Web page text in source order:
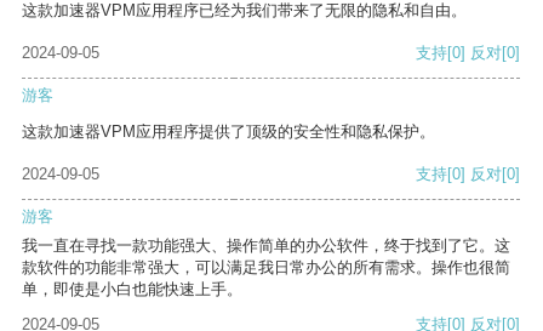
这款加速器VPM应用程序已经为我们带来了无限的隐私和自由。
2024-09-05 支持[0] 反对[0]
游客
这款加速器VPM应用程序提供了顶级的安全性和隐私保护。
2024-09-05 支持[0] 反对[0]
游客
我一直在寻找一款功能强大、操作简单的办公软件，终于找到了它。这
款软件的功能非常强大，可以满足我日常办公的所有需求。操作也很简
单，即使是小白也能快速上手。
2024-09-05
支持[0] 反对[0]